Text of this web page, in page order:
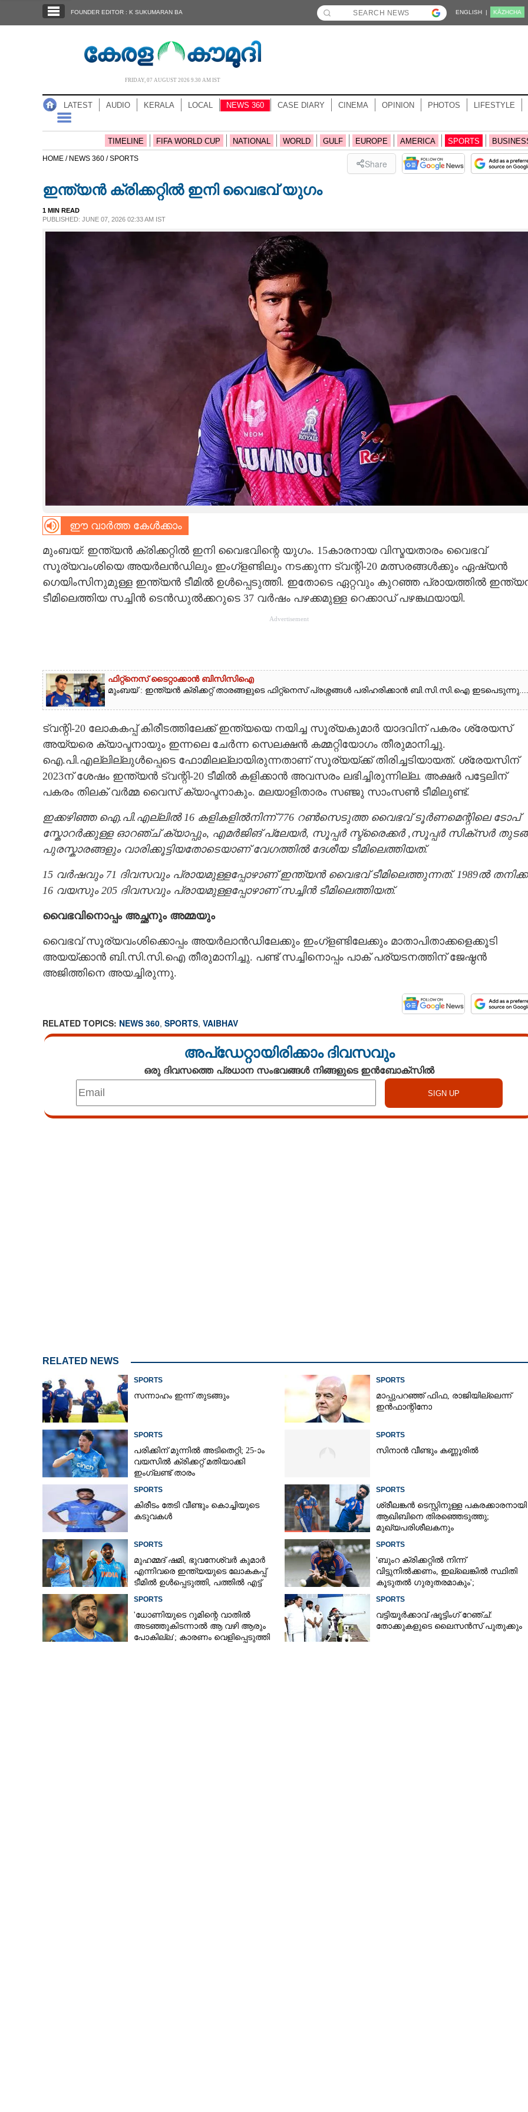
NOTIFIED NEWS
CARTOONS
LITERATURE
FOUNDER EDITOR : K SUKUMARAN BA ENGLISH | KĀZHCHA
FRIDAY, 07 AUGUST 2026 9.30 AM IST
LATEST AUDIO KERALA LOCAL NEWS 360 CASE DIARY CINEMA OPINION PHOTOS LIFESTYLE
TIMELINE FIFA WORLD CUP NATIONAL WORLD GULF EUROPE AMERICA SPORTS
HOME / NEWS 360 /SPORTS Share
ഇന്ത്യൻ ക്രിക്കറ്റിൽ ഇനി വൈഭവ് യുഗം
1 MIN READ
PUBLISHED: JUNE 07, 2026 02:33 AM IST
ഈ വാർത്ത കേൾക്കാം
മുംബയ്: ഇന്ത്യൻ ക്രിക്കറ്റിൽ ഇനി വൈഭവിന്റെ യുഗം. 15കാരനായ വിസ്മയതാരം വൈഭവ്
സൂര്യവംശിയെ അയർലൻഡിലും ഇംഗ്ളണ്ടിലും നടക്കുന്ന ട്വന്റി-20 മത്സരങ്ങൾക്കും ഏഷ്യൻ
ഗെയിംസിനുമുള്ള ഇന്ത്യൻ ടീമിൽ ഉൾപ്പെടുത്തി. ഇതോടെ ഏറ്റവും കുറഞ്ഞ പ്രായത്തിൽ
ടീമിലെത്തിയ സച്ചിൻ ടെൻഡുൽക്കറുടെ 37 വർഷം പഴക്കമുള്ള റെക്കാഡ് പഴങ്കഥയായി.
Advertisement
ഫിറ്റ്നെസ് ടൈറ്റാക്കാൻ ബിസിസിഐ
മുംബയ് : ഇന്ത്യൻ ക്രിക്കറ്റ് താരങ്ങളുടെ ഫിറ്റ്നെസ് പ്രശ്നങ്ങൾ പരിഹരിക്കാൻ ബി.സി.സി.ഐ ഇടപെടുന്നു....
ട്വന്റി-20 ലോകകപ്പ് കിരീടത്തിലേക്ക് ഇന്ത്യയെ നയിച്ച സൂര്യകുമാർ യാദവിന് പകരം ശ്രേയസ്
അയ്യരെ ക്യാപ്ടനായും ഇന്നലെ ചേർന്ന സെലക്ഷൻ കമ്മറ്റിയോഗം തീരുമാനിച്ചു.
ഐ.പി.എല്ലില്ലുൾപ്പെടെ ഫോമിലല്ലായിരുന്നതാണ് സൂര്യയ്ക്ക് തിരിച്ചടിയായത്. ശ്രേയസിന്
2023ന് ശേഷം ഇന്ത്യൻ ട്വന്റി-20 ടീമിൽ കളിക്കാൻ അവസരം ലഭിച്ചിരുന്നില്ല. അക്ഷർ പട്ടേലിന്
പകരം തിലക് വർമ്മ വൈസ് ക്യാപ്ടനാകും. മലയാളിതാരം സഞ്ജു സാംസൺ ടീമിലുണ്ട്.
ഇക്കഴിഞ്ഞ ഐ.പി.എല്ലിൽ 16 കളികളിൽനിന്ന് 776 റൺസെടുത്ത വൈഭവ് ടൂർണമെന്റിലെ ടോപ്
സ്കോറർക്കുള്ള ഓറഞ്ച് ക്യാപ്പും, എമർജിങ് പ്ലേയർ, സൂപ്പർ സ്ട്രൈക്കർ ,സൂപ്പർ സിക്സർ
പുരസ്കാരങ്ങളും വാരിക്കൂട്ടിയതോടെയാണ് വേഗത്തിൽ ദേശീയ ടീമിലെത്തിയത്.
15 വർഷവും 71 ദിവസവും പ്രായമുള്ളപ്പോഴാണ് ഇന്ത്യൻ വൈഭവ് ടീമിലെത്തുന്നത്. 1989ൽ തനിക്ക്
16 വയസും 205 ദിവസവും പ്രായമുള്ളപ്പോഴാണ് സച്ചിൻ ടീമിലെത്തിയത്.
വൈഭവിനൊപ്പം അച്ഛനും അമ്മയും
വൈഭവ് സൂര്യവംശിക്കൊപ്പം അയർലാൻഡിലേക്കും ഇംഗ്ളണ്ടിലേക്കും മാതാപിതാക്കളെക്കൂടി
അയയ്ക്കാൻ ബി.സി.സി.ഐ തീരുമാനിച്ചു. പണ്ട് സച്ചിനൊപ്പം പാക് പര്യടനത്തിന് ജേഷ്ഠൻ
അജിത്തിനെ അയച്ചിരുന്നു.
RELATED TOPICS: NEWS 360, SPORTS, VAIBHAV
അപ്ഡേറ്റായിരിക്കാം ദിവസവും
ഒരു ദിവസത്തെ പ്രധാന സംഭവങ്ങൾ നിങ്ങളുടെ ഇൻബോക്സിൽ
RELATED NEWS
SPORTS
സന്നാഹം ഇന്ന് തുടങ്ങും
SPORTS
മാപ്പുപറഞ്ഞ് ഫിഫ, രാജിയില്ലെന്ന്
ഇൻഫാന്റിനോ
SPORTS
പരിക്കിന് മുന്നിൽ അടിതെറ്റി; 25-ാം
വയസിൽ ക്രിക്കറ്റ് മതിയാക്കി
ഇംഗ്ലണ്ട് താരം
SPORTS
സിനാൻ വീണ്ടും കണ്ണൂരിൽ
SPORTS
കിരീ‌ടം തേടി വീണ്ടും കൊച്ചിയുടെ
കടുവകൾ
SPORTS
ശ്രീലങ്കൻ ടെസ്റ്റിനുള്ള പകരക്കാരനായി
ആഖിബിനെ തിരഞ്ഞെടുത്തു;
മുഖ്യപരിശീലകനും
SPORTS
മുഹമ്മദ് ഷമി, ഭുവനേശ്വർ കുമാർ
എന്നിവരെ ഇന്ത്യയുടെ ലോകകപ്പ്
ടീമിൽ ഉൾപ്പെടുത്തി,​ പത്തിൽ എട്ട്
SPORTS
'ബുംറ ക്രിക്കറ്റിൽ നിന്ന്
വിട്ടുനിൽക്കണം, ഇല്ലെങ്കിൽ സ്ഥിതി
കൂടുതൽ ഗുരുതരമാകും';
SPORTS
'ധോണിയുടെ റൂമിന്റെ വാതിൽ
അടഞ്ഞുകിടന്നാൽ ആ വഴി ആരും
പോകില്ല'; കാരണം വെളിപ്പെടുത്തി
SPORTS
വട്ടിയൂർക്കാവ് ഷൂട്ടിംഗ് റേഞ്ച്:
തോക്കുകളുടെ ലൈസൻസ് പുതുക്കും
ഇന്ത്യൻ ക്രിക്കറ്റിൽ ഇനി വൈഭവ് യുഗം